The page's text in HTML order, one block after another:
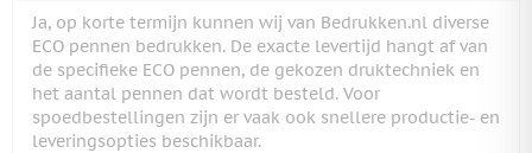
Ja, op korte termijn kunnen wij van Bedrukken.nl diverse
ECO pennen bedrukken. De exacte levertijd hangt af van
de specifieke ECO pennen, de gekozen druktechniek en
het aantal pennen dat wordt besteld. Voor
spoedbestellingen zijn er vaak ook snellere productie- en
leveringsopties beschikbaar.